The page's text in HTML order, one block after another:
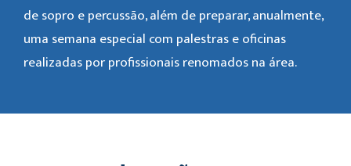
de sopro e percussão, além de preparar, anualmente,
uma semana especial com palestras e oficinas
realizadas por profissionais renomados na área.